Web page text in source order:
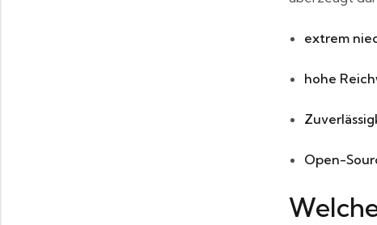
extrem
hohe
Open-